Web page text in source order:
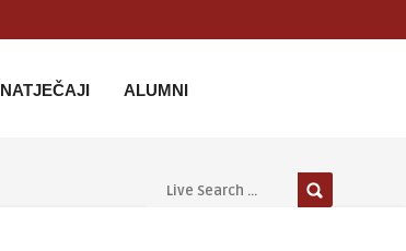
NATJEČAJI ALUMNI